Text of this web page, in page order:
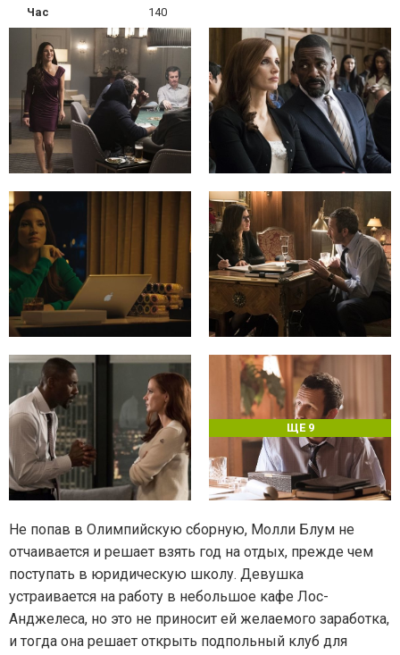
Час 140
ЩЕ 9
Не попав в Олимпийскую сборную, Молли Блум не
отчаивается и решает взять год на отдых, прежде чем
поступать в юридическую школу. Девушка
устраивается на работу в небольшое кафе Лос-
Анджелеса, но это не приносит ей желаемого заработка,
и тогда она решает открыть подпольный клуб для